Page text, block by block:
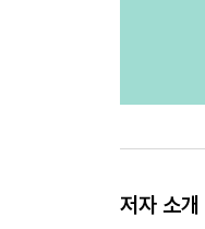
저자 소개